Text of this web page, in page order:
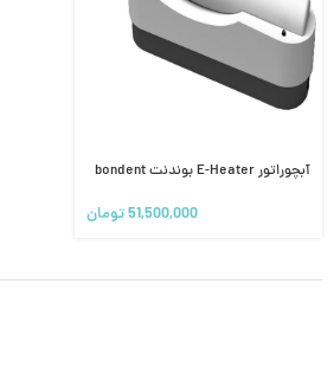
آبچوراتور E-Heater بوندنت bondent
51,500,000تومان